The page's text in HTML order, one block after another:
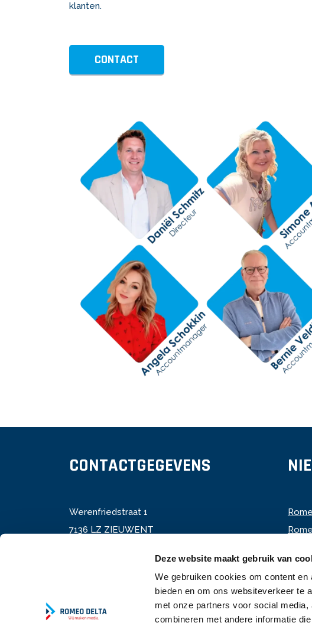
Deze website maakt gebruik van
We gebruiken cookies om content
bieden en om ons websiteverkeer te
met onze partners voor social
combineren met andere informatie
klanten.
CONTACT
CONTACTGEGEVENS
Werenfriedstraat 1
7136 LZ ZIEUWENT
info@romeodelta.nl